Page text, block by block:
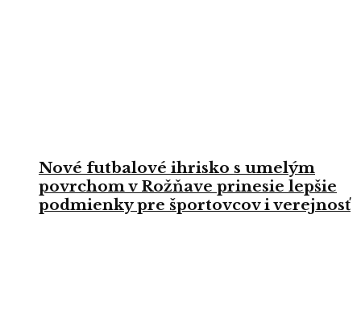
Nové futbalové ihrisko s umelým
povrchom v Rožňave prinesie lepšie
podmienky pre športovcov i verejnosť